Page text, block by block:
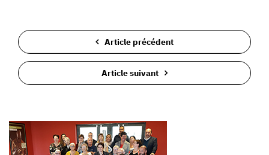
Article précédent
Article suivant